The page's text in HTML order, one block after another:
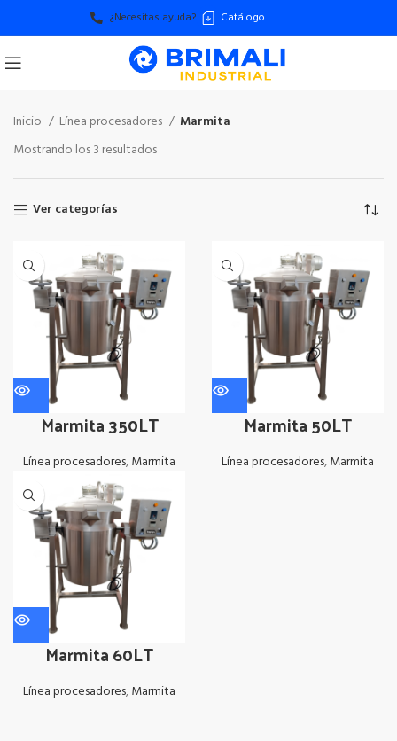
¿Necesitas ayuda? Catálogo
Inicio Línea procesadores
Marmita
Mostrando los 3 resultados
Ver categorías
Marmita 350LT
Línea procesadores,Marmita
Marmita 50LT
Línea procesadores,Marmita
Marmita 60LT
Línea procesadores,Marmita